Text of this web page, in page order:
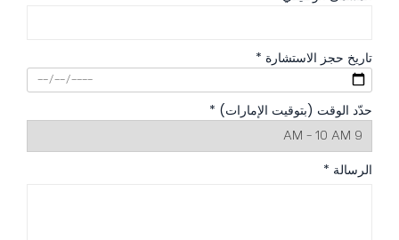
تاريخ حجز الاستشارة *
حدّد الوقت (بتوقيت الإمارات) *
الرسالة *